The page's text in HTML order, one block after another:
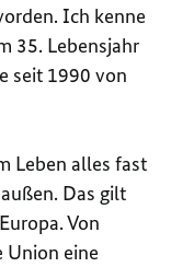
Ich kenne
35. Lebensjahr
seit 1990 von
Leben alles fast
Das gilt
Von
Union eine